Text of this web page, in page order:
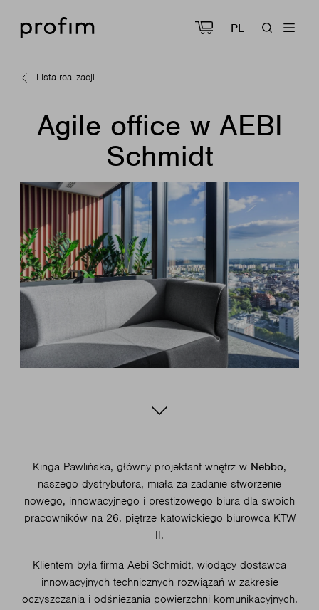
PL
Lista realizacji
Agile office w AEBI
Schmidt
Kinga Pawlińska, główny projektant wnętrz w Nebbo,
naszego dystrybutora, miała za zadanie stworzenie
nowego, innowacyjnego i prestiżowego biura dla swoich
pracowników na 26. piętrze katowickiego biurowca KTW
II.
Klientem była firma Aebi Schmidt, wiodący dostawca
innowacyjnych technicznych rozwiązań w zakresie
oczyszczania i odśnieżania powierzchni komunikacyjnych.